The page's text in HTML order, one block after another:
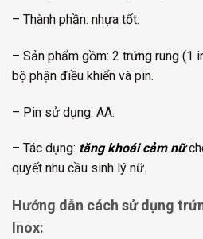
– Thành phần: nhựa tốt.
– Sản phẩm gồm: 2 trứng rung (1
bộ phận điều khiển và pin.
– Pin sử dụng: AA.
– Tác dụng: tăng khoái cảm nữ
quyết nhu cầu sinh lý nữ.
Hướng dẫn cách sử dụng
Inox: